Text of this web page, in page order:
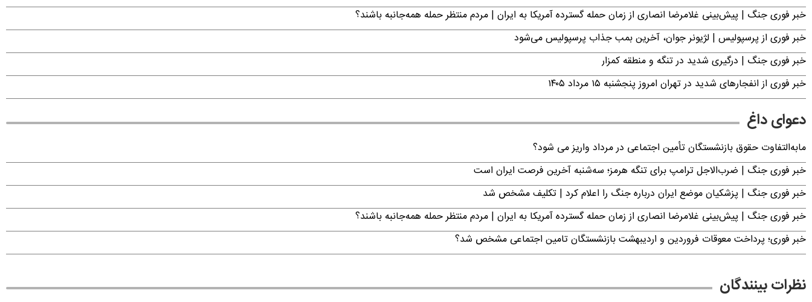
خبر فوری جنگ | پیش‌بینی غلامرضا انصاری از زمان حمله گسترده آمریکا به ایران | مردم منتظر حمله همه‌جانبه باشند؟
خبر فوری از پرسپولیس | لژیونر جوان، آخرین بمب جذاب پرسپولیس می‌شود
خبر فوری جنگ | درگیری شدید در تنگه و منطقه کمزار
خبر فوری از انفجارهای شدید در تهران امروز پنجشنبه ۱۵ مرداد ۱۴۰۵
دعوای داغ
مابه‌التفاوت حقوق بازنشستگان تأمین اجتماعی در مرداد واریز می شود؟
خبر فوری جنگ | ضرب‌الاجل ترامپ برای تنگه هرمز؛ سه‌شنبه آخرین فرصت ایران است
خبر فوری جنگ | پزشکیان موضع ایران درباره جنگ را اعلام کرد | تکلیف مشخص شد
خبر فوری جنگ | پیش‌بینی غلامرضا انصاری از زمان حمله گسترده آمریکا به ایران | مردم منتظر حمله همه‌جانبه باشند؟
خبر فوری؛ پرداخت معوقات فروردین و اردیبهشت بازنشستگان تامین اجتماعی مشخص شد؟
نظرات بینندگان